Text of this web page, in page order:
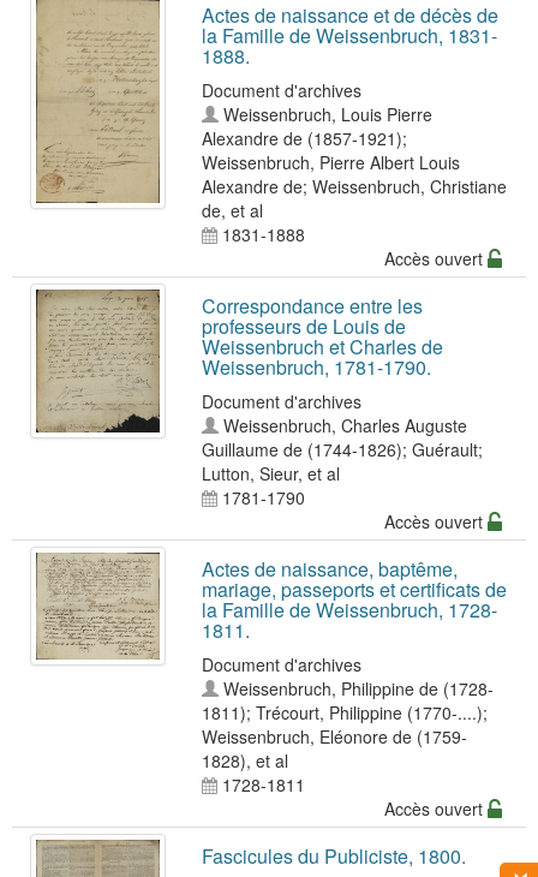
Actes de naissance et de décès de
la Famille de Weissenbruch, 1831-
1888.
Document d'archives
Weissenbruch, Louis Pierre
Alexandre de (1857-1921);
Weissenbruch, Pierre Albert Louis
Alexandre de; Weissenbruch, Christiane
de, et al
1831-1888
Accès ouvert
Correspondance entre les
professeurs de Louis de
Weissenbruch et Charles de
Weissenbruch, 1781-1790.
Document d'archives
Weissenbruch, Charles Auguste
Guillaume de (1744-1826); Guérault;
Lutton, Sieur, et al
1781-1790
Accès ouvert
Actes de naissance, baptême,
mariage, passeports et certificats de
la Famille de Weissenbruch, 1728-
1811.
Document d'archives
Weissenbruch, Philippine de (1728-
1811); Trécourt, Philippine (1770-....);
Weissenbruch, Eléonore de (1759-
1828), et al
1728-1811
Accès ouvert
Fascicules du Publiciste, 1800.